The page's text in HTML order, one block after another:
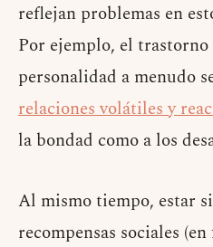
reflejan problemas en
Por ejemplo, el
personalidad a menudo
relaciones volátiles y
la bondad como a los
Al mismo tiempo, estar
recompensas sociales